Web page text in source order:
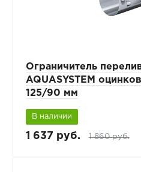
Ограничитель
AQUASYSTEM
125/90 мм
В наличии
1 637 руб. 1 860 руб.